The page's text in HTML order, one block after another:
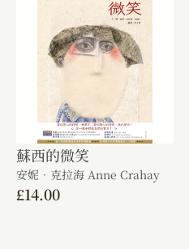
蘇西的微笑
安妮．克拉海 Anne Crahay
£14.00